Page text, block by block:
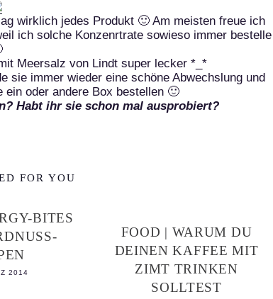
wirklich jedes Produkt 🙂 Am meisten freue ich
ich solche Konzenrtrate sowieso immer bestelle
Meersalz von Lindt super lecker *_*
sie immer wieder eine schöne Abwechslung und
oder andere Box bestellen 🙂
Habt ihr sie schon mal ausprobiert?
FOR YOU
BITES
2014
FOOD | WARUM DU
DEINEN KAFFEE MIT
ZIMT TRINKEN
SOLLTEST